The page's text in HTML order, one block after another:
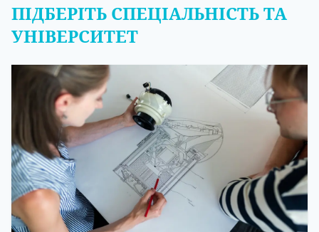
ПІДБЕРІТЬ СПЕЦІАЛЬНІСТЬ ТА
УНІВЕРСИТЕТ